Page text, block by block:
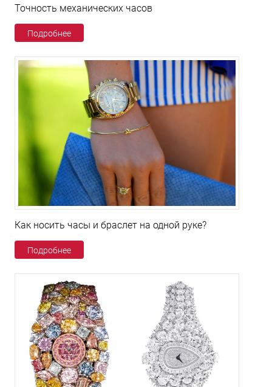
Точность механических часов
Подробнее
Как носить часы и браслет на одной руке?
Подробнее